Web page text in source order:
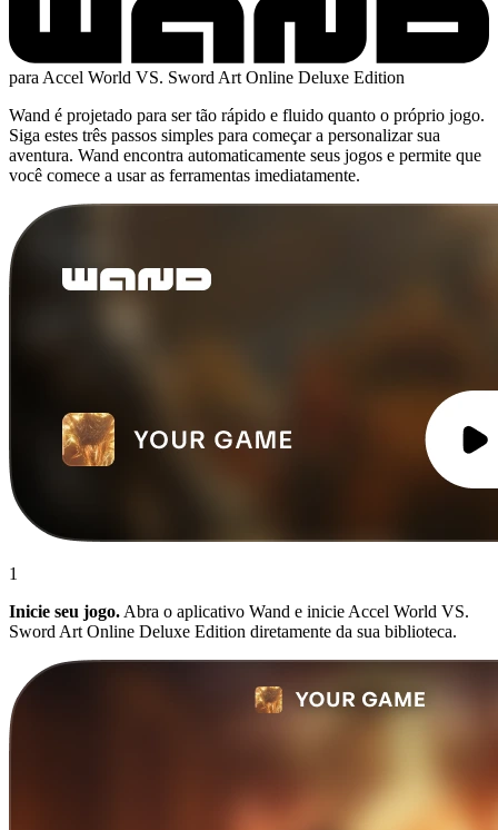
para Accel World VS. Sword Art Online Deluxe Edition
Wand é projetado para ser tão rápido e fluido quanto o próprio jogo.
Siga estes três passos simples para começar a personalizar sua
aventura. Wand encontra automaticamente seus jogos e permite que
você comece a usar as ferramentas imediatamente.
1
Inicie seu jogo. Abra o aplicativo Wand e inicie Accel World VS.
Sword Art Online Deluxe Edition diretamente da sua biblioteca.